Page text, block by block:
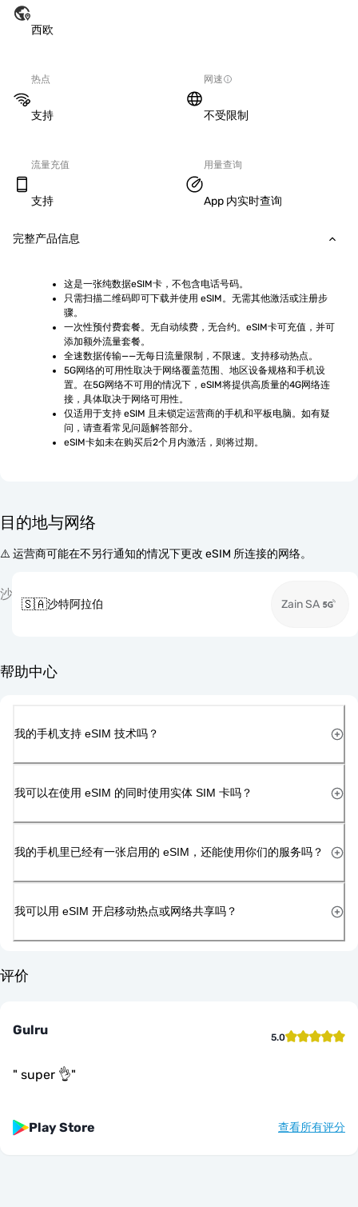
西欧
热点
支持
网速
不受限制
流量充值
支持
用量查询
App 内实时查询
完整产品信息
这是一张纯数据eSIM卡，不包含电话号码。
只需扫描二维码即可下载并使用 eSIM。无需其他激活或注册步
骤。
一次性预付费套餐。无自动续费，无合约。eSIM卡可充值，并可
添加额外流量套餐。
全速数据传输——无每日流量限制，不限速。支持移动热点。
5G网络的可用性取决于网络覆盖范围、地区设备规格和手机设
置。在5G网络不可用的情况下，eSIM将提供高质量的4G网络连
接，具体取决于网络可用性。
仅适用于支持 eSIM 且未锁定运营商的手机和平板电脑。如有疑
问，请查看常见问题解答部分。
eSIM卡如未在购买后2个月内激活，则将过期。
目的地与网络
⚠️ 运营商可能在不另行通知的情况下更改 eSIM 所连接的网络。
沙
🇸🇦沙特阿拉伯 Zain SA
帮助中心
我的手机支持 eSIM 技术吗？
我可以在使用 eSIM 的同时使用实体 SIM 卡吗？
我的手机里已经有一张启用的 eSIM，还能使用你们的服务吗？
我可以用 eSIM 开启移动热点或网络共享吗？
评价
Gulru 5.0
" super 👌"
Play Store 查看所有评分